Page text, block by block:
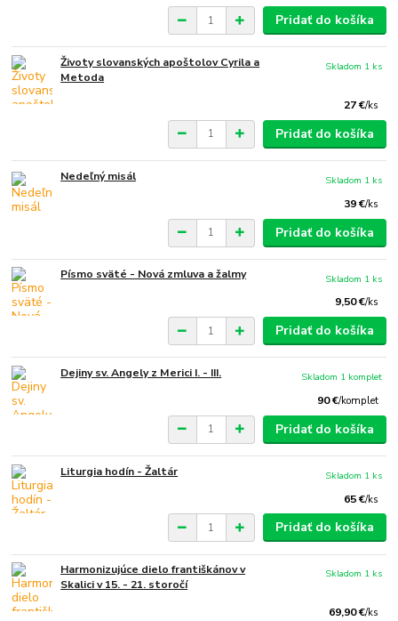
Pridať do košíka
Životy slovanských apoštolov Cyrila a
Metoda
27 €/ks
Skladom 1 ks
Pridať do košíka
Nedeľný misál
39 €/ks
Skladom 1 ks
Pridať do košíka
Písmo sväté - Nová zmluva a žalmy
9,50 €/ks
Skladom 1 ks
Pridať do košíka
Dejiny sv. Angely z Merici I. - III.
90 €/komplet
Skladom 1 komplet
Pridať do košíka
Liturgia hodín - Žaltár
65 €/ks
Skladom 1 ks
Pridať do košíka
Harmonizujúce dielo františkánov v
Skalici v 15. - 21. storočí
69,90 €/ks
Skladom 1 ks